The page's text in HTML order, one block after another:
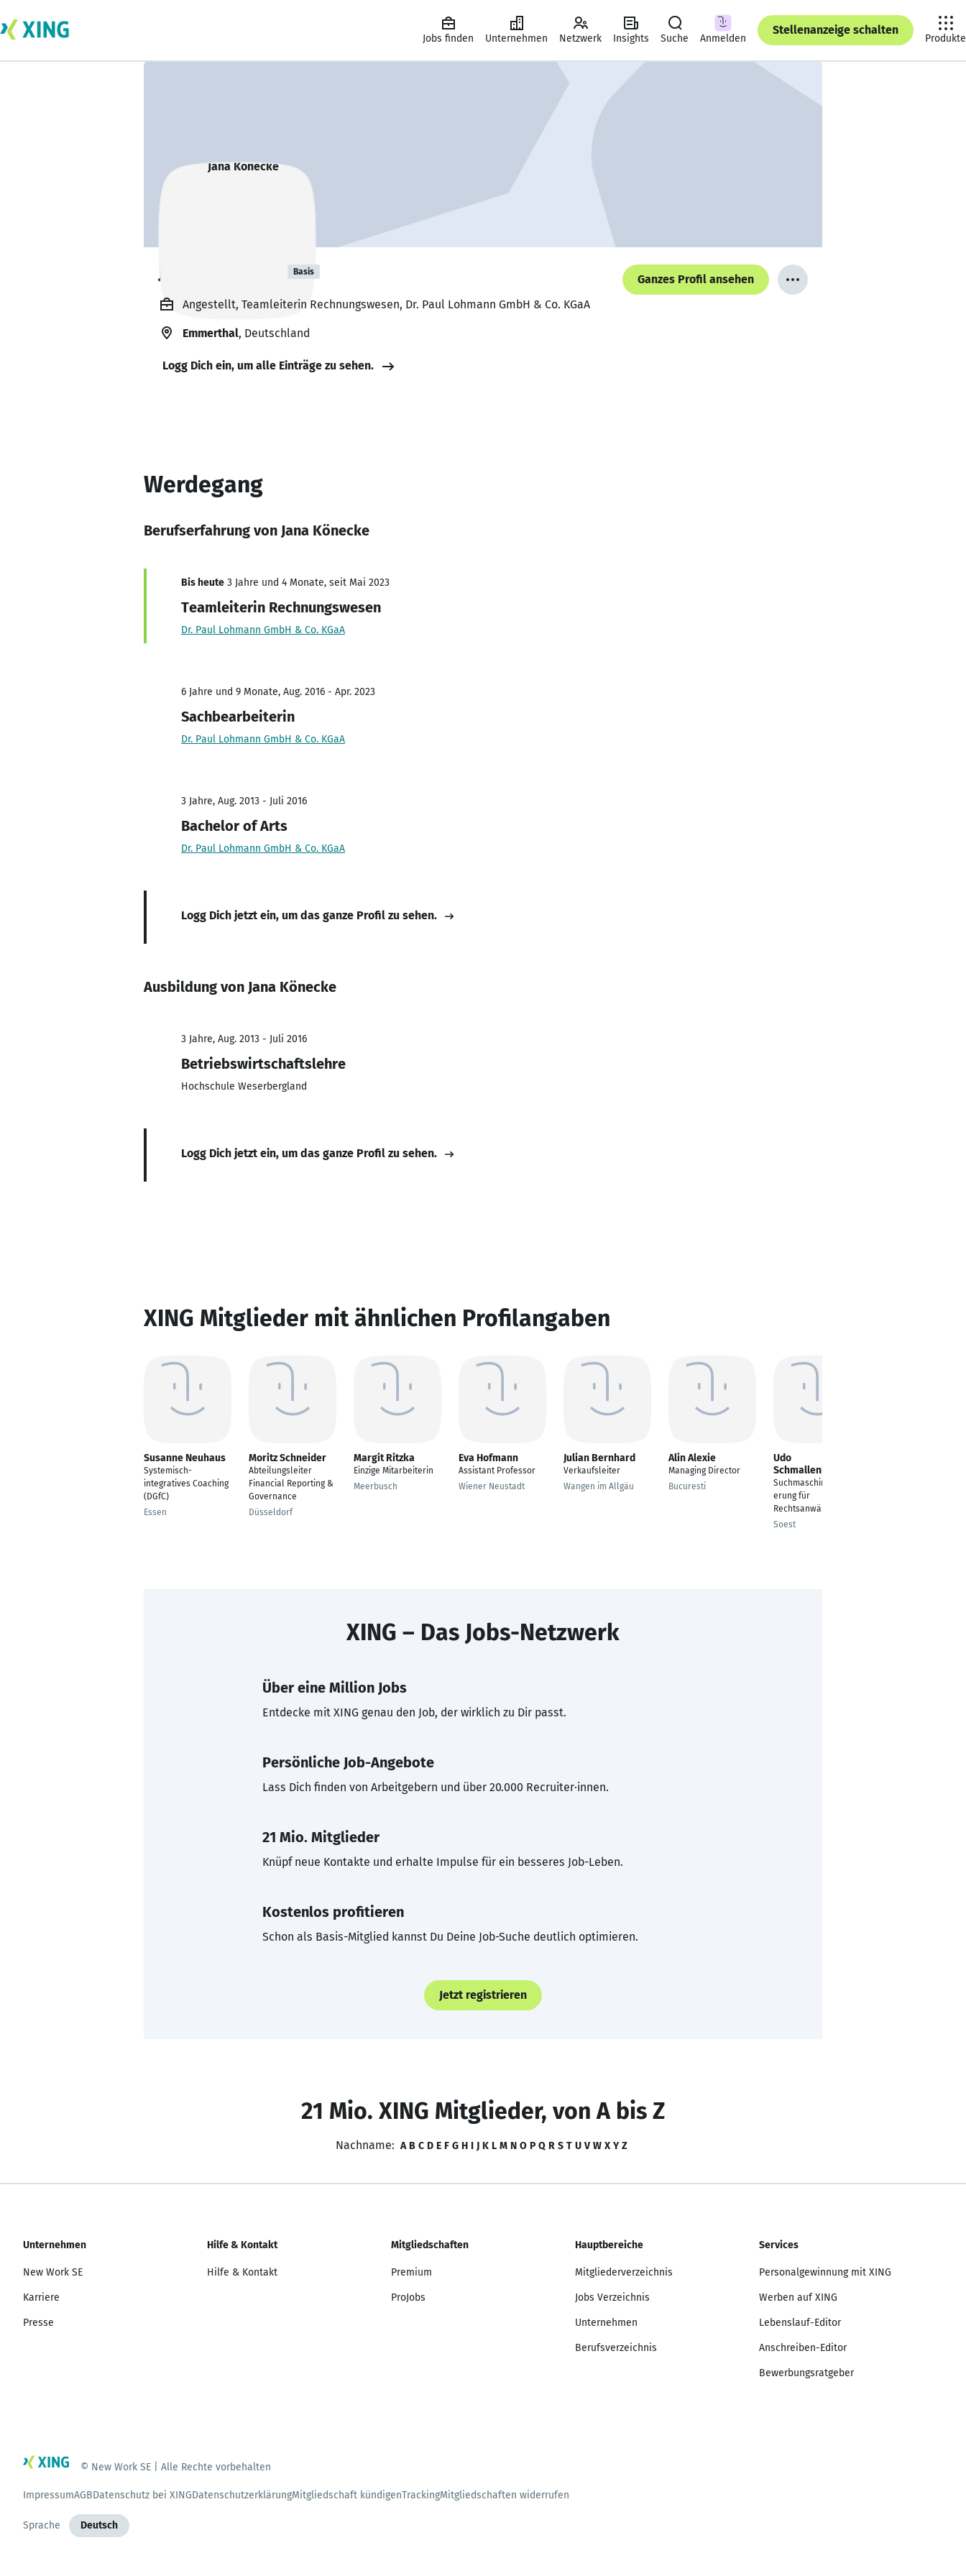
Jobs finden Unternehmen Netzwerk Insights Suche Anmelden
Stellenanzeige schalten
Produkte
Jana Könecke Basis
Ganzes Profil ansehen
Angestellt, Teamleiterin Rechnungswesen, Dr. Paul Lohmann GmbH & Co. KGaA
Emmerthal, Deutschland
Logg Dich ein, um alle Einträge zu sehen.
Werdegang
Berufserfahrung von Jana Könecke
Bis heute 3 Jahre und 4 Monate, seit Mai 2023
Teamleiterin Rechnungswesen
Dr. Paul Lohmann GmbH & Co. KGaA
6 Jahre und 9 Monate, Aug. 2016 - Apr. 2023
Sachbearbeiterin
Dr. Paul Lohmann GmbH & Co. KGaA
3 Jahre, Aug. 2013 - Juli 2016
Bachelor of Arts
Dr. Paul Lohmann GmbH & Co. KGaA
Logg Dich jetzt ein, um das ganze Profil zu sehen.
Ausbildung von Jana Könecke
3 Jahre, Aug. 2013 - Juli 2016
Betriebswirtschaftslehre
Hochschule Weserbergland
Logg Dich jetzt ein, um das ganze Profil zu sehen.
XING Mitglieder mit ähnlichen Profilangaben
Susanne Neuhaus
Systemisch-
integratives Coaching
(DGfC)
Essen
Moritz Schneider
Abteilungsleiter
Financial Reporting &
Governance
Düsseldorf
Margit Ritzka
Einzige Mitarbeiterin
Meerbusch
Eva Hofmann
Assistant Professor
Wiener Neustadt
Julian Bernhard
Verkaufsleiter
Wangen im Allgäu
Alin Alexie
Managing Director
Bucuresti
Udo
Schmallenberg
Suchmaschinenoptimi
erung für
Rechtsanwälte
Soest
XING – Das Jobs-Netzwerk
Über eine Million Jobs
Entdecke mit XING genau den Job, der wirklich zu Dir passt.
Persönliche Job-Angebote
Lass Dich finden von Arbeitgebern und über 20.000 Recruiter·innen.
21 Mio. Mitglieder
Knüpf neue Kontakte und erhalte Impulse für ein besseres Job-Leben.
Kostenlos profitieren
Schon als Basis-Mitglied kannst Du Deine Job-Suche deutlich optimieren.
Jetzt registrieren
21 Mio. XING Mitglieder, von A bis Z
Nachname: A B C D E F G H I J K L M N O P Q R S T U V W X Y Z
Unternehmen
New Work SE
Karriere
Presse
Hilfe & Kontakt
Hilfe & Kontakt
Mitgliedschaften
Premium
ProJobs
Hauptbereiche
Mitgliederverzeichnis
Jobs Verzeichnis
Unternehmen
Berufsverzeichnis
Services
Personalgewinnung mit XING
Werben auf XING
Lebenslauf-Editor
Anschreiben-Editor
Bewerbungsratgeber
© New Work SE | Alle Rechte vorbehalten
ImpressumAGBDatenschutz bei XINGDatenschutzerklärungMitgliedschaft kündigenTrackingMitgliedschaften widerrufen
Sprache Deutsch